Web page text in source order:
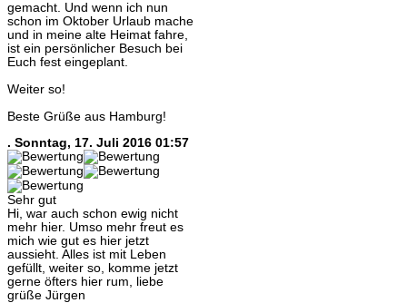
gemacht. Und wenn ich nun
schon im Oktober Urlaub mache
und in meine alte Heimat fahre,
ist ein persönlicher Besuch bei
Euch fest eingeplant.
Weiter so!
Beste Grüße aus Hamburg!
. Sonntag, 17. Juli 2016 01:57
Sehr gut
Hi, war auch schon ewig nicht
mehr hier. Umso mehr freut es
mich wie gut es hier jetzt
aussieht. Alles ist mit Leben
gefüllt, weiter so, komme jetzt
gerne öfters hier rum, liebe
grüße Jürgen